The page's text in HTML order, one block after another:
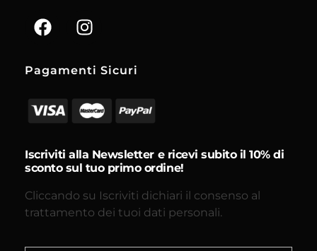
Pagamenti Sicuri
Iscriviti alla Newsletter e ricevi subito il 10% di
sconto sul tuo primo ordine!
Cliccando su Iscriviti dichiari il consenso al
trattamento dei tuoi dati personali.